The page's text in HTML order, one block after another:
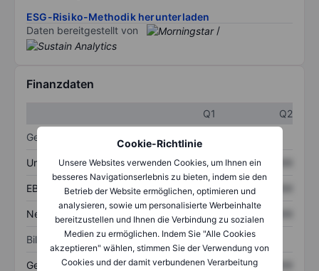
Cookie-Richtlinie
Unsere Websites verwenden Cookies, um Ihnen ein
besseres Navigationserlebnis zu bieten, indem sie den
Betrieb der Website ermöglichen, optimieren und
analysieren, sowie um personalisierte Werbeinhalte
bereitzustellen und Ihnen die Verbindung zu sozialen
Medien zu ermöglichen. Indem Sie "Alle Cookies
akzeptieren" wählen, stimmen Sie der Verwendung von
Cookies und der damit verbundenen Verarbeitung
ESG-Risiko-Methodik herunterladen
Daten bereitgestellt von
/
Finanzdaten
Q1
Q2
Gewinn- und Verlustrechnung
Umsatz XXXXXXX XXXXXXX
EBITDA XXXXXXX XXXXXXX
Nettoeinkommen XXXXXXX XXXXXXX
Bilanz
Gesamtvermögen XXXXXXX XXXXXXX